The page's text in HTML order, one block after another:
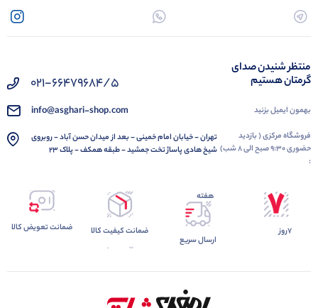
منتظر شنیدن صدای
گرمتان هستیم
بهمون ایمیل بزنید
فروشگاه مرکزی ( بازدید
حضوری 9:30 صبح الی 8 شب)
:
021-66479684/5
info@asghari-shop.com
تهران - خیابان امام خمینی - بعد از میدان حسن آباد - روبروی
شیخ هادی پاساژ تخت جمشید - طبقه همکف - پلاک 23
7روز
هفته
ارسال سریع
ضمانت کیفیت کالا ضمانت تعویض کالا